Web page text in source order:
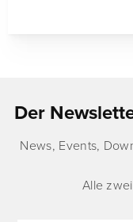
Der
News, Events,
Alle